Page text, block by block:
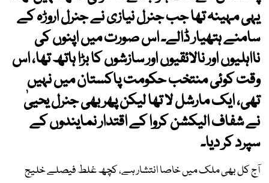
یہی مہینہ تھا جب جنرل نیازی نے جنرل اروڑہ کے
سامنے ہتھیار ڈالے۔ اس صورت میں اپنوں کی
نااہلیوں اور نالائقیوں اور سازشوں کا بڑا ہاتھ تھا، اس
وقت کوئی منتخب حکومت پاکستان میں نہیں
تھی، ایک مارشل لا تھا لیکن پھر بھی جنرل یحییٰ
نے شفاف الیکشن کروا کے اقتدار نمایندوں کے
سپرد کر دیا۔
آج کل بھی ملک میں خاصا انتشار ہے، کچھ غلط فیصلے خلیج